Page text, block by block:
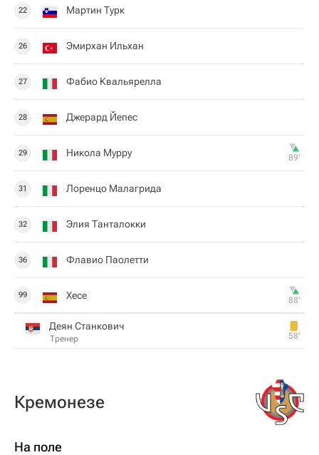
22 Мартин Турк
26 Эмирхан Ильхан
27 Фабио Квальярелла
28 Джерард Йепес
29 Никола Мурру 89‎’‎
31 Лоренцо Малагрида
32 Элия Танталокки
36 Флавио Паолетти
99 Хесе 88‎’‎
Деян Станкович
Тренер 58‎’‎
Кремонезе
На поле